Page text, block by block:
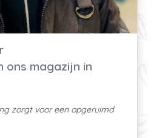
ons magazijn in
zorgt voor een opgeruimd